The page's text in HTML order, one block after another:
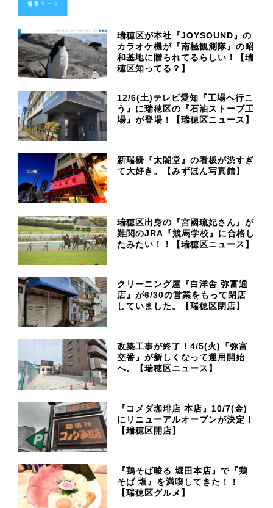
瑞穂区が本社『JOYSOUND』の
カラオケ機が『南極観測隊』の昭
和基地に贈られてるらしい！【瑞
穂区知ってる？】
12/6(土)テレビ愛知『工場へ行こ
う』に瑞穂区の『石油ストーブ工
場』が登場！【瑞穂区ニュース】
新瑞橋『太閤堂』の看板が渋すぎ
て大好き。【みずほん写真館】
瑞穂区出身の『宮國琉妃さん』が
難関のJRA『競馬学校』に合格し
たみたい！！【瑞穂区ニュース】
クリーニング屋『白洋舎 弥富通
店』が6/30の営業をもって閉店
していました。【瑞穂区閉店】
改築工事が終了！4/5(火)『弥富
交番』が新しくなって運用開始
へ。【瑞穂区ニュース】
『コメダ珈琲店 本店』10/7(金)
にリニューアルオープンが決定！
【瑞穂区開店】
『鶏そば唆る 堀田本店』で『鶏
そば 塩』を満喫してきた！！
【瑞穂区グルメ】